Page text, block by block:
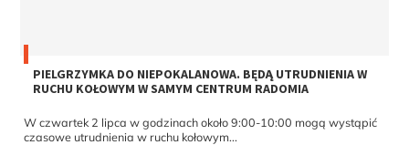
PIELGRZYMKA DO NIEPOKALANOWA. BĘDĄ UTRUDNIENIA W
RUCHU KOŁOWYM W SAMYM CENTRUM RADOMIA
W czwartek 2 lipca w godzinach około 9:00-10:00 mogą wystąpić
czasowe utrudnienia w ruchu kołowym...